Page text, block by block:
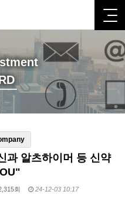
과 알츠하이머 등 신약
회 24-12-03 10:17